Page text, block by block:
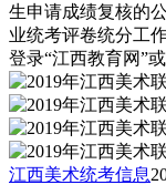
生申请成绩复核的
业统考评卷统分工
登录“江西教育网”
江西美术统考信息